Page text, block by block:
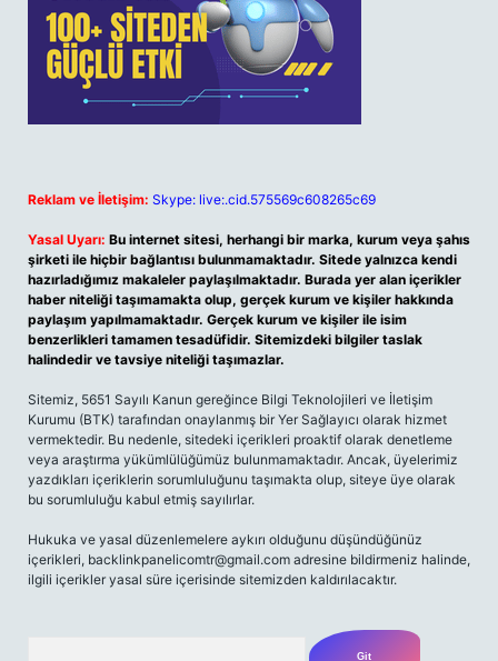
Reklam ve İletişim: Skype: live:.cid.575569c608265c69
Yasal Uyarı: Bu internet sitesi, herhangi bir marka, kurum veya şahıs
şirketi ile hiçbir bağlantısı bulunmamaktadır. Sitede yalnızca kendi
hazırladığımız makaleler paylaşılmaktadır. Burada yer alan içerikler
haber niteliği taşımamakta olup, gerçek kurum ve kişiler hakkında
paylaşım yapılmamaktadır. Gerçek kurum ve kişiler ile isim
benzerlikleri tamamen tesadüfidir. Sitemizdeki bilgiler taslak
halindedir ve tavsiye niteliği taşımazlar.
Sitemiz, 5651 Sayılı Kanun gereğince Bilgi Teknolojileri ve İletişim
Kurumu (BTK) tarafından onaylanmış bir Yer Sağlayıcı olarak hizmet
vermektedir. Bu nedenle, sitedeki içerikleri proaktif olarak denetleme
veya araştırma yükümlülüğümüz bulunmamaktadır. Ancak, üyelerimiz
yazdıkları içeriklerin sorumluluğunu taşımakta olup, siteye üye olarak
bu sorumluluğu kabul etmiş sayılırlar.
Hukuka ve yasal düzenlemelere aykırı olduğunu düşündüğünüz
içerikleri, backlinkpanelicomtr@gmail.com adresine bildirmeniz halinde,
ilgili içerikler yasal süre içerisinde sitemizden kaldırılacaktır.